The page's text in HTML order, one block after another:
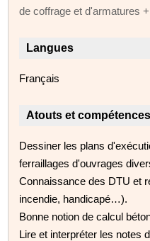
de coffrage et d'armatures
Langues
Français
Atouts et compétences
Dessiner les plans
ferraillages d'ouvrages
Connaissance des DTU et
incendie, handicapé…).
Bonne notion de calcul
Lire et interpréter les notes